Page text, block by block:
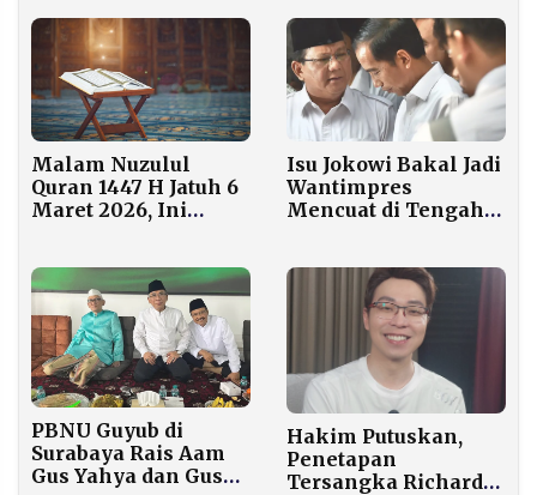
Malam Nuzulul
Quran 1447 H Jatuh 6
Maret 2026, Ini
Isu Jokowi Bakal Jadi
Wantimpres
Mencuat di Tengah
PBNU Guyub di
Surabaya Rais Aam
Gus Yahya dan Gus
Hakim Putuskan,
Penetapan
Tersangka Richard